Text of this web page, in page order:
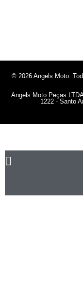
© 2026 Angels Moto.
Angels Moto Peças
1222 - Santo